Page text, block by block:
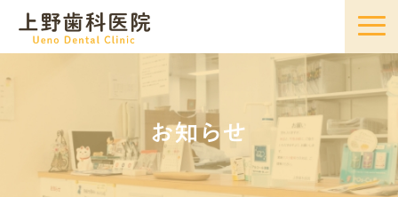
お知らせ